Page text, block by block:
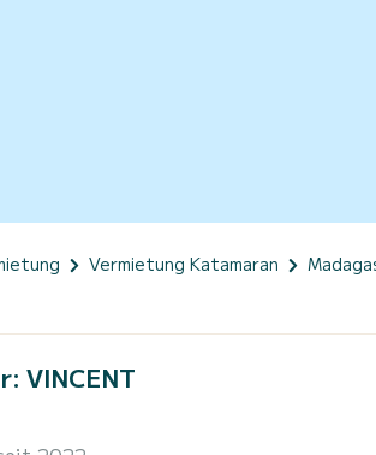
Vermietung Katamaran
VINCENT